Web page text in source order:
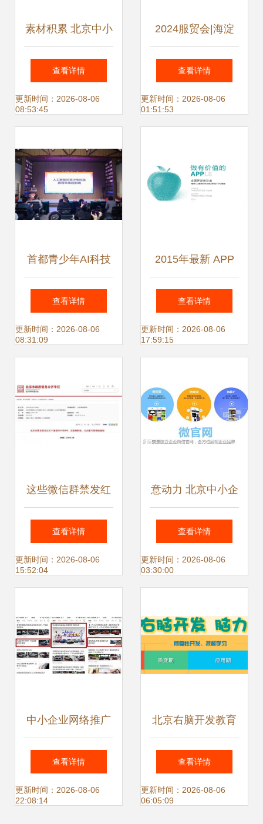
素材积累 北京中小
企业网络推广的关
键基石
查看详情
更新时间：2026-08-06
08:53:45
2024服贸会|海淀
区人工智能企业占
全市六成 北京中小
点
查看详情
更新时间：2026-08-06
01:51:53
首都青少年AI科技
教育实践交流活动
在京启动，“北京中
亮眼配套工程
查看详情
更新时间：2026-08-06
08:31:09
2015年最新 APP
运营推广超级攻略
北京中小企业网站
查看详情
更新时间：2026-08-06
17:59:15
这些微信群禁发红
包…网友 建议全国
推广！北京中小企
查看详情
更新时间：2026-08-06
15:52:04
意动力 北京中小企
业网站推广与品牌
建立的全方位整合
查看详情
更新时间：2026-08-06
03:30:00
中小企业网络推广
广告展现形式与北
京中小企业网站推
查看详情
更新时间：2026-08-06
22:08:14
北京右脑开发教育
加盟品牌探秘 解锁
大脑潜能，助力教
查看详情
更新时间：2026-08-06
06:05:09